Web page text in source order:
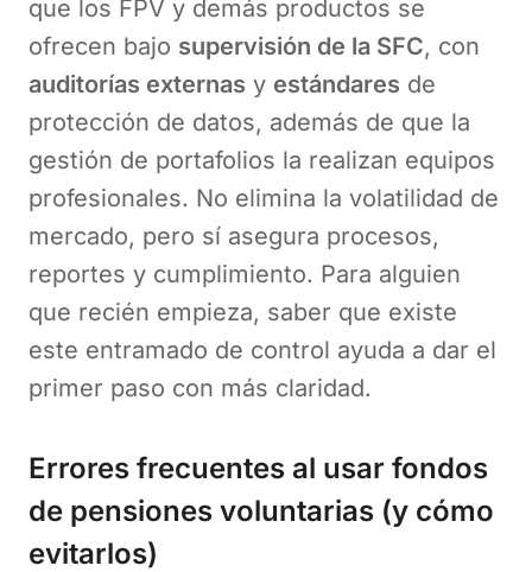
que los FPV y demás productos se
ofrecen bajo supervisión de la SFC, con
auditorías externas y estándares de
protección de datos, además de que la
gestión de portafolios la realizan equipos
profesionales. No elimina la volatilidad de
mercado, pero sí asegura procesos,
reportes y cumplimiento. Para alguien
que recién empieza, saber que existe
este entramado de control ayuda a dar el
primer paso con más claridad.
Errores frecuentes al usar fondos
de pensiones voluntarias (y cómo
evitarlos)